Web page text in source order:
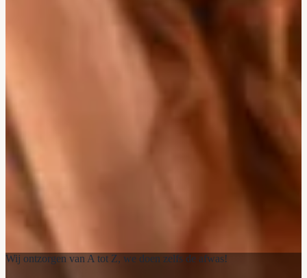
Wij ontzorgen van A tot Z, we doen zelfs de afwas!